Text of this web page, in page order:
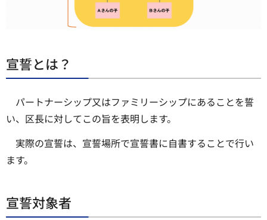
宣誓とは？
パートナーシップ又はファミリーシップにあることを誓
い、区長に対してこの旨を表明します。
実際の宣誓は、宣誓場所で宣誓書に自書することで行い
ます。
宣誓対象者